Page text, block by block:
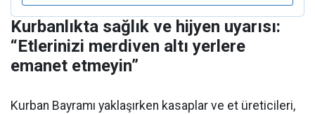
Kurbanlıkta sağlık ve hijyen uyarısı:
“Etlerinizi merdiven altı yerlere
emanet etmeyin”
Kurban Bayramı yaklaşırken kasaplar ve et üreticileri,